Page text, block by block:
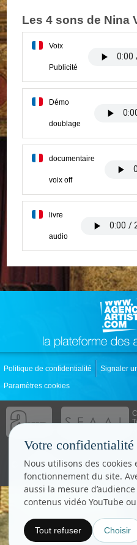
Les 4 sons de Nina
Voix
Publicité
Démo
doublage
documentaire
voix off
livre
audio
Politique de confidentialité Signaler
Paramètres cookies
Votre
Nous utilisons des cookies
fonctionnement du site.
aussi la mesure
contenus vidéo YouTube
Tout refuser Choisir